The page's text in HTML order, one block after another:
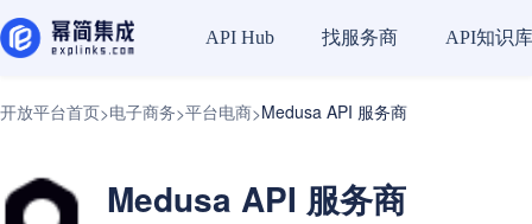
API Hub 找服务商 API知识库
开放平台首页>电子商务>平台电商>Medusa API 服务商
Medusa API 服务商